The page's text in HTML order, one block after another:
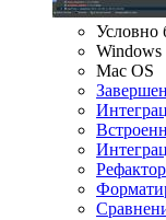
Условно
Windows
Mac OS